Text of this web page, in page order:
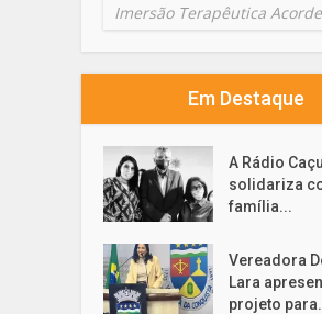
Imersão Terapêutica
Em Destaque
A Rádio
solidariza
família...
Vereadora
Lara
projeto